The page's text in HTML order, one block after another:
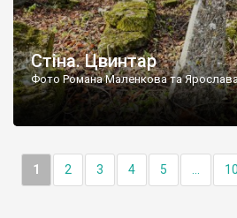
Стіна. Цвинтар
Фото Романа Маленкова та
1 2 3 4 5 10